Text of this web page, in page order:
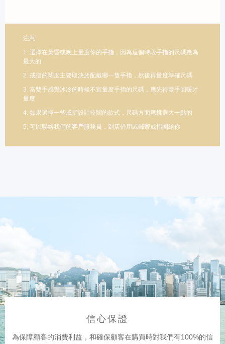
注意
1. 選擇在黃昏或晚上量度你的手指，因為這個時段手指的尺碼應為
最大的
2. 戒指的闊度主要取決於配戴哪一隻手指，然後再量度準確尺碼
3. 當雙手感覺冰冷的時候不宜量度手指的尺碼，應先待雙手回暖才
量度
4. 如果選擇一些戒指設計較闊的款式，尺碼方面應挑選大一點的
5. 可以聯絡我們的客戶服務員，到店借用或郵寄戒指圈給你
信心保證
為保障顧客的消費利益，和確保顧客在購買時對我們有100%的信